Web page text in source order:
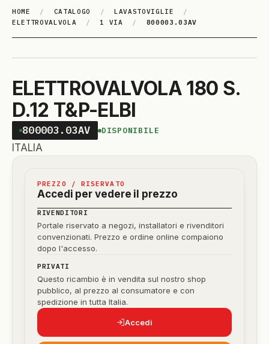
HOME / CATALOGO / LAVASTOVIGLIE
/
ELETTROVALVOLA
/ 1 VIA / 800003.03AV
ELETTROVALVOLA 180 S.
D.12 T&P-ELBI
800003.03AV DISPONIBILE
ITALIA
PREZZO / RISERVATO
Accedi per vedere il prezzo
RIVENDITORI
Portale riservato a negozi, installatori e rivenditori
convenzionati. Prezzo e ordine online compaiono
dopo l'accesso.
PRIVATI
Questo ricambio è in vendita sul nostro shop
pubblico, al prezzo al consumatore e con
spedizione in tutta Italia.
Accedi